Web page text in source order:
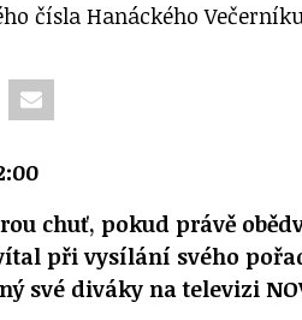
čísla Hanáckého
chuť, pokud právě
při vysílání svého
své diváky na televizi